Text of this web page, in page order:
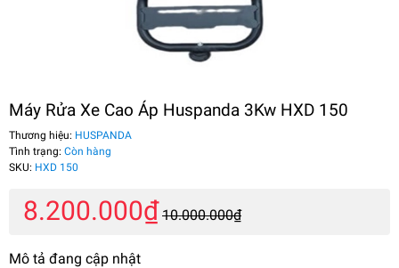
Máy Rửa Xe Cao Áp Huspanda 3Kw HXD 150
Thương hiệu: HUSPANDA
Tình trạng: Còn hàng
SKU: HXD 150
8.200.000₫ 10.000.000₫
Mô tả đang cập nhật